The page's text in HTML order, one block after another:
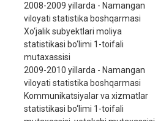
2008-2009 yillarda - Namangan
viloyati statistika boshqarmasi
Xo‘jalik subyektlari moliya
statistikasi bo‘limi 1-toifali
mutaxassisi
2009-2010 yillarda - Namangan
viloyati statistika boshqarmasi
Kommunikatsiyalar va xizmatlar
statistikasi bo‘limi 1-toifali